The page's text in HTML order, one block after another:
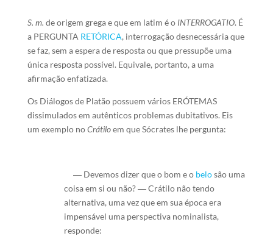
S. m. de origem grega e que em latim é o INTERROGATIO. É
a PERGUNTA RETÓRICA, interrogação desnecessária que
se faz, sem a espera de resposta ou que pressupõe uma
única resposta possível. Equivale, portanto, a uma
afirmação enfatizada.
Os Diálogos de Platão possuem vários ERÓTEMAS
dissimulados em autênticos problemas dubitativos. Eis
um exemplo noCrátiloem que Sócrates lhe pergunta:
― Devemos dizer que o bom e o belosão uma
coisa em si ou não? ― Crátilo não tendo
alternativa, uma vez que em sua época era
impensável uma perspectiva nominalista,
responde: